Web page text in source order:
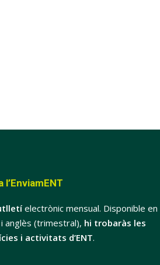
electrònic mensual. Disponible en
anglès (trimestral), hi trobaràs les
i activitats d’ENT.